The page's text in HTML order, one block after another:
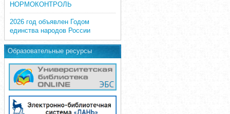
НОРМОКОНТРОЛЬ
2026 год объявлен Годом
единства народов России
Образовательные ресурсы